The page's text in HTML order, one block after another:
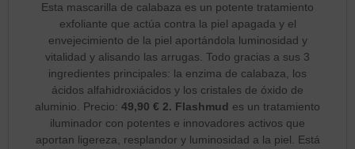
Esta mascarilla de calabaza es un potente tratamiento
exfoliante que actúa contra la piel apagada y el
envejecimiento de la piel aportándola luminosidad y
vitalidad y alisando las arrugas. Todo gracias a sus 3
ingredientes principales: la enzima de calabaza, los
ácidos alfahidroxiácidos y los cristales de óxido de
aluminio. Precio: 49,90 € 2. Flashmud es un tratamiento
iluminador con potentes e innovadores activos que
aportan ligereza, resplandor y luminosidad a la piel. Está